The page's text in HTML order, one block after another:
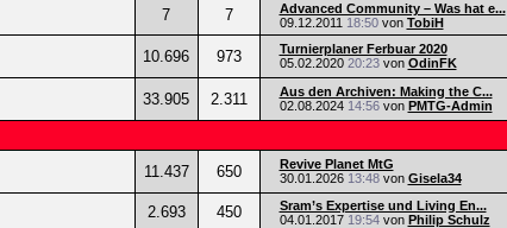
7 7
Advanced Community – Was hat e...
09.12.2011 18:50von TobiH
10.696 973
Turnierplaner Ferbuar 2020
05.02.2020 20:23von OdinFK
33.905 2.311
Aus den Archiven: Making the C...
02.08.2024 14:56von PMTG-Admin
11.437 650
Revive Planet MtG
30.01.2026 13:48von Gisela34
2.693 450
Sram’s Expertise und Living En...
04.01.2017 19:54von Philip Schulz